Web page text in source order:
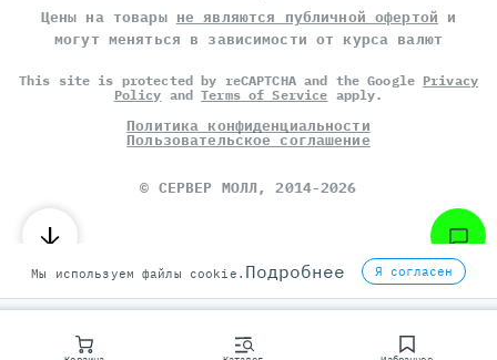
Цены на товары не являются публичной офертой и
могут меняться в зависимости от курса валют
This site is protected by reCAPTCHA and the Google Privacy
Policy andTerms of Service apply.
Политика конфиденциальности
Пользовательское соглашение
© СЕРВЕР МОЛЛ, 2014-2026
Мы используем файлы cookie. Подробнее Я согласен